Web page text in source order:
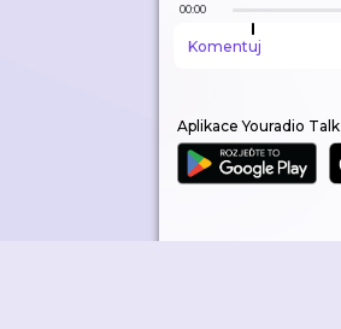
00:00
Komentuj
Aplikace Youradio Talk